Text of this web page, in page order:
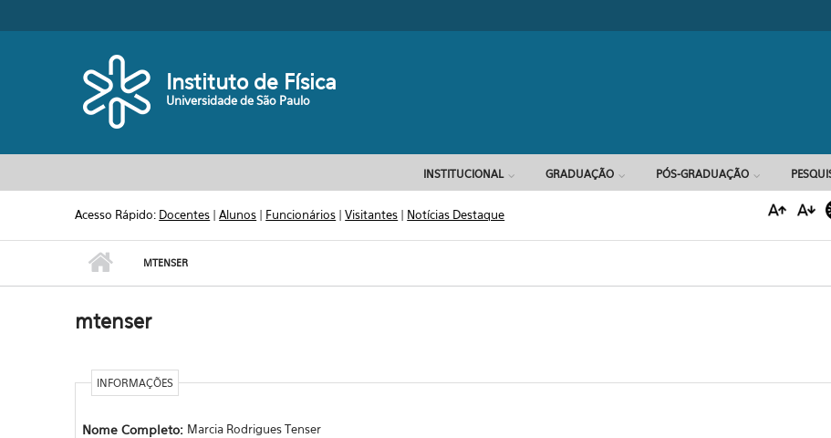
Formulário de
Instituto de Física
Universidade de São Paulo
INSTITUCIONAL GRADUAÇÃO PÓS-GRADUAÇÃO
Acesso Rápido: Docentes |Alunos | Funcionários |Visitantes | Notícias Destaque
MTENSER
mtenser
INFORMAÇÕES
Nome Completo: Marcia Rodrigues Tenser